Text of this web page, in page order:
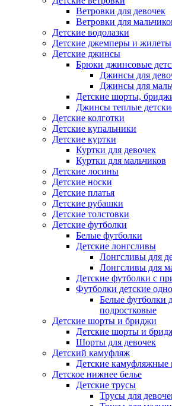
Ветровки для девочек
Ветровки для
Детские водолазки
Детские джемперы и жилеты
Детские джинсы
Брюки джинсовые
Джинсы для
Джинсы для
Детские шорты,
Джинсы теплые
Детские колготки
Детские купальники
Детские куртки
Куртки для девочек
Куртки для мальчиков
Детские лосины
Детские носки
Детские платья
Детские рубашки
Детские толстовки
Детские футболки
Белые футболки
Детские лонгсливы
Лонгсливы для
Лонгсливы для
Детские футболки с
Футболки детские
Белые футболки
подростковые
Детские шорты и бриджи
Детские шорты и
Шорты для девочек
Детский камуфляж
Детские
Детское нижнее белье
Детские трусы
Трусы для